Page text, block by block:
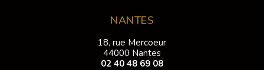
NANTES
18, rue Mercoeur
44000 Nantes
02 40 48 69 08